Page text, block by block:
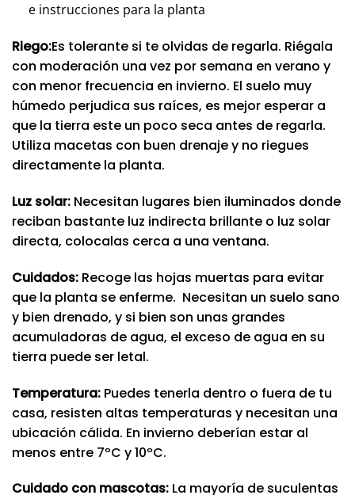
e instrucciones para la planta
Riego:Es tolerante si te olvidas de regarla. Riégala
con moderación una vez por semana en verano y
con menor frecuencia en invierno. El suelo muy
húmedo perjudica sus raíces, es mejor esperar a
que la tierra este un poco seca antes de regarla.
Utiliza macetas con buen drenaje y no riegues
directamente la planta.
Luz solar: Necesitan lugares bien iluminados donde
reciban bastante luz indirecta brillante o luz solar
directa, colocalas cerca a una ventana.
Cuidados: Recoge las hojas muertas para evitar
que la planta se enferme. Necesitan un suelo sano
y bien drenado, y si bien son unas grandes
acumuladoras de agua, el exceso de agua en su
tierra puede ser letal.
Temperatura: Puedes tenerla dentro o fuera de tu
casa, resisten altas temperaturas y necesitan una
ubicación cálida. En invierno deberían estar al
menos entre 7ºC y 10ºC.
Cuidado con mascotas: La mayoría de suculentas